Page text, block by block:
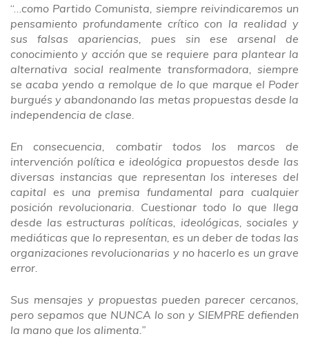
“… como Partido Comunista, siempre reivindicaremos un
pensamiento profundamente crítico con la realidad y
sus falsas apariencias, pues sin ese arsenal de
conocimiento y acción que se requiere para plantear la
alternativa social realmente transformadora, siempre
se acaba yendo a remolque de lo que marque el Poder
burgués y abandonando las metas propuestas desde la
independencia de clase.
En consecuencia, combatir todos los marcos de
intervención política e ideológica propuestos desde las
diversas instancias que representan los intereses del
capital es una premisa fundamental para cualquier
posición revolucionaria. Cuestionar todo lo que llega
desde las estructuras políticas, ideológicas, sociales y
mediáticas que lo representan, es un deber de todas las
organizaciones revolucionarias y no hacerlo es un grave
error.
Sus mensajes y propuestas pueden parecer cercanos,
pero sepamos que NUNCA lo son y SIEMPRE defienden
la mano que los alimenta.”